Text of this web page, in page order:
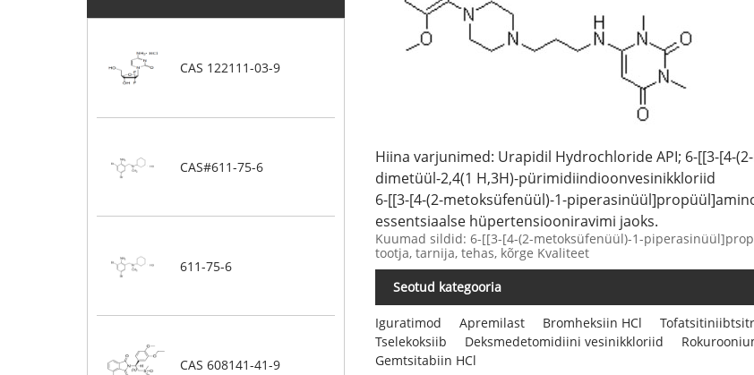
CAS 122111-03-9
CAS#611-75-6
611-75-6
CAS 608141-41-9
Hiina varjunimed: Urapidil Hydrochloride API; 6-[[3-[4-
dimetüül-2,4(1 H,3H)-pürimidiindioonvesinikkloriid
6-[[3-[4-(2-metoksüfenüül)-1-
essentsiaalse hüpertensiooniravimi jaoks.
Kuumad sildid: 6-[[3-[4-(2-metoksüfenüül)-1-
tootja, tarnija, tehas, kõrge Kvaliteet
Seotud kategooria
Iguratimod Apremilast Bromheksiin HCl
Tselekoksiib
Deksmedetomidiini vesinikkloriid
Gemtsitabiin HCl